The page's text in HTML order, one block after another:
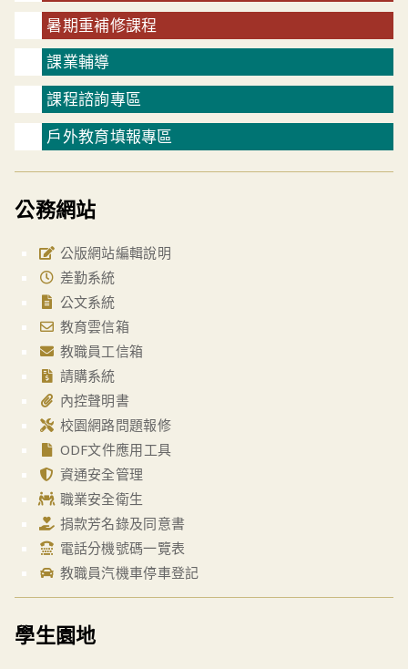
暑期重補修課程
課業輔導
課程諮詢專區
戶外教育填報專區
公務網站
公版網站編輯說明
差勤系統
公文系統
教育雲信箱
教職員工信箱
請購系統
內控聲明書
校園網路問題報修
ODF文件應用工具
資通安全管理
職業安全衛生
捐款芳名錄及同意書
電話分機號碼一覽表
教職員汽機車停車登記
學生園地